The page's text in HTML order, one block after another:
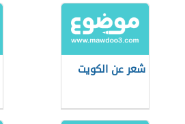
شعر عن الكويت